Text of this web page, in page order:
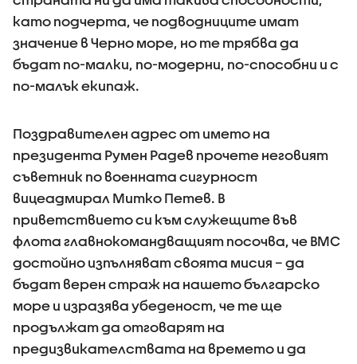
като подчерта, че подводниците имат
значение в Черно море, но те трябва да
бъдат по-малки, по-модерни, по-способни и с
по-малък екипаж.
Поздравителен адрес от името на
президента Румен Радев прочете неговият
съветник по военната сигурност
вицеадмирал Митко Петев. В
приветствието си към служещите във
флота главнокомандващият посочва, че ВМС
достойно изпълняват своята мисия – да
бъдат верен страж на нашето българско
море и изразява убеденост, че те ще
продължат да отговарят на
предизвикателствата на времето и да